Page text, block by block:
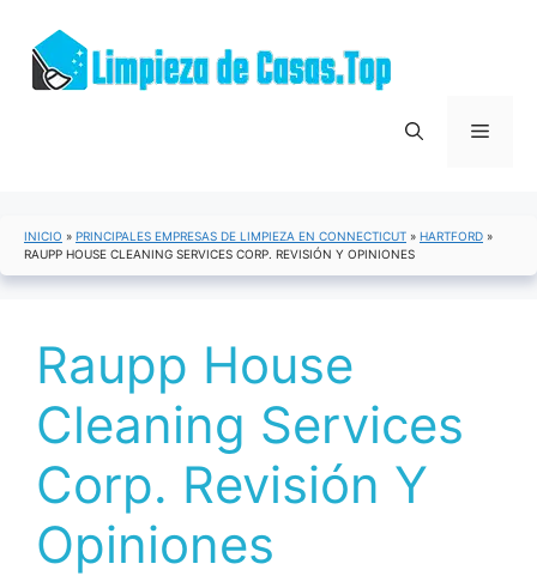
contenido
Menú
INICIO » PRINCIPALES EMPRESAS DE LIMPIEZA EN CONNECTICUT » HARTFORD »
RAUPP HOUSE CLEANING SERVICES CORP. REVISIÓN Y OPINIONES
Raupp House
Cleaning Services
Corp. Revisión Y
Opiniones